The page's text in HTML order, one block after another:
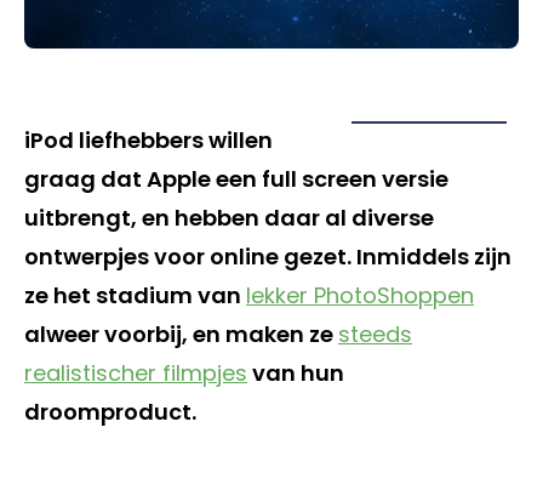
iPod liefhebbers willen
graag dat Apple een full screen versie
uitbrengt, en hebben daar al diverse
ontwerpjes voor online gezet. Inmiddels zijn
ze het stadium van lekker PhotoShoppen
alweer voorbij, en maken ze steeds
realistischer filmpjes van hun
droomproduct.